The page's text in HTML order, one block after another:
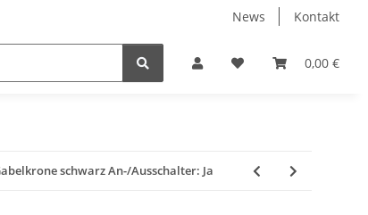
News Kontakt
0,00 €
schwarz An-/Ausschalter: Ja